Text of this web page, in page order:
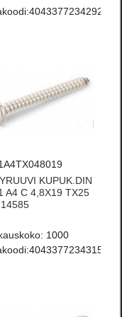
4043377234292
KUPUK.DIN
A4 C 4,8X19 TX25
1000
4043377234315